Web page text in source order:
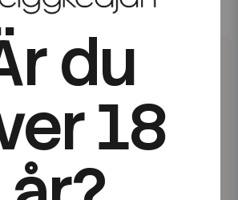
99 kr
du
18